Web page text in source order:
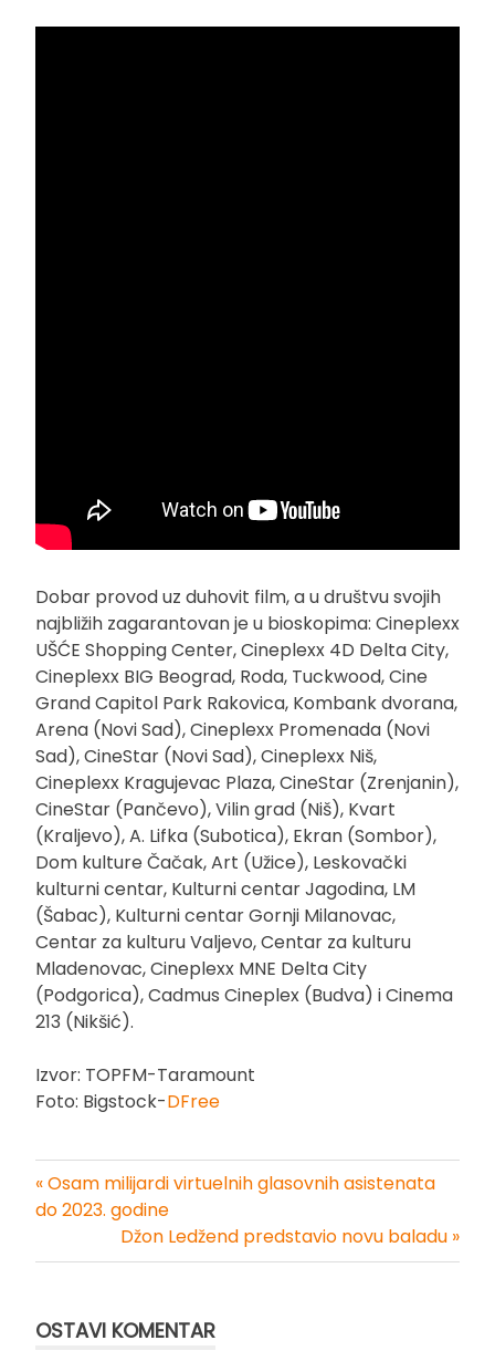
Dobar provod uz duhovit film, a u društvu svojih
najbližih zagarantovan je u bioskopima: Cineplexx
UŠĆE Shopping Center, Cineplexx 4D Delta City,
Cineplexx BIG Beograd, Roda, Tuckwood, Cine
Grand Capitol Park Rakovica, Kombank dvorana,
Arena (Novi Sad), Cineplexx Promenada (Novi
Sad), CineStar (Novi Sad), Cineplexx Niš,
Cineplexx Kragujevac Plaza, CineStar (Zrenjanin),
CineStar (Pančevo), Vilin grad (Niš), Kvart
(Kraljevo), A. Lifka (Subotica), Ekran (Sombor),
Dom kulture Čačak, Art (Užice), Leskovački
kulturni centar, Kulturni centar Jagodina, LM
(Šabac), Kulturni centar Gornji Milanovac,
Centar za kulturu Valjevo, Centar za kulturu
Mladenovac, Cineplexx MNE Delta City
(Podgorica), Cadmus Cineplex (Budva) i Cinema
213 (Nikšić).
Izvor: TOPFM-Taramount
Foto: Bigstock-DFree
Kretanje
članka
« Osam milijardi virtuelnih glasovnih asistenata
do 2023. godine
Džon Ledžend predstavio novu baladu »
OSTAVI KOMENTAR